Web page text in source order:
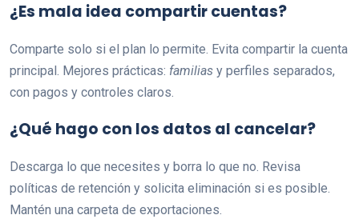
¿Es mala idea compartir cuentas?
Comparte solo si el plan lo permite. Evita compartir la cuenta
principal. Mejores prácticas: familias y perfiles separados,
con pagos y controles claros.
¿Qué hago con los datos al cancelar?
Descarga lo que necesites y borra lo que no. Revisa
políticas de retención y solicita eliminación si es posible.
Mantén una carpeta de exportaciones.